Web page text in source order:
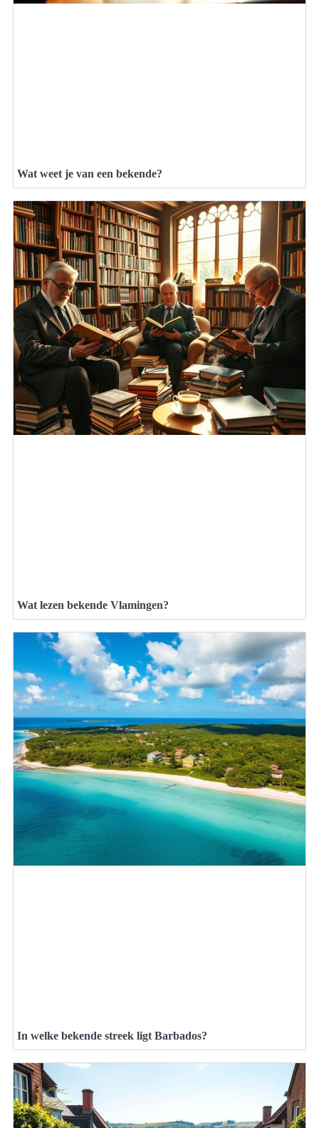
Wat weet je van een bekende?
Wat lezen bekende Vlamingen?
In welke bekende streek ligt Barbados?